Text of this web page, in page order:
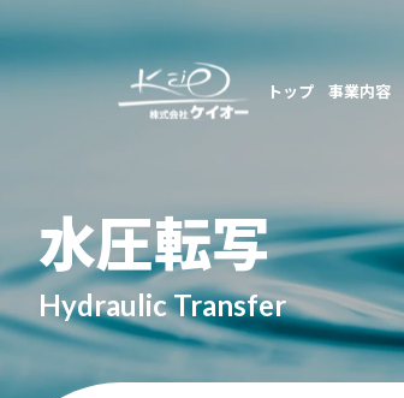
トップ 事業内容
水圧転写
Hydraulic Transfer